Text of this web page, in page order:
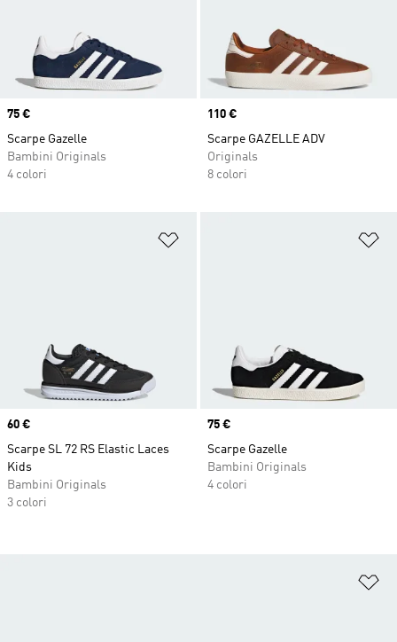
Price
75 €
Scarpe Gazelle
Bambini Originals
4 colori
Price
110 €
Scarpe GAZELLE ADV
Originals
8 colori
Aggiungi alla lista dei desideri
Price
60 €
Scarpe SL 72 RS Elastic Laces
Kids
Bambini Originals
3 colori
Price
75 €
Scarpe Gazelle
Bambini Originals
4 colori